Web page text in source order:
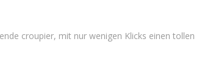
croupier, mit nur wenigen Klicks einen tollen